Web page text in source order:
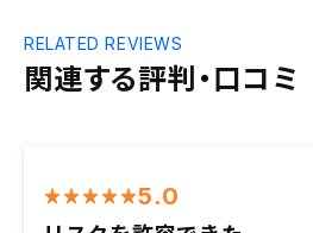
関連する評判・口コミ
RELATED REVIEWS
5.0